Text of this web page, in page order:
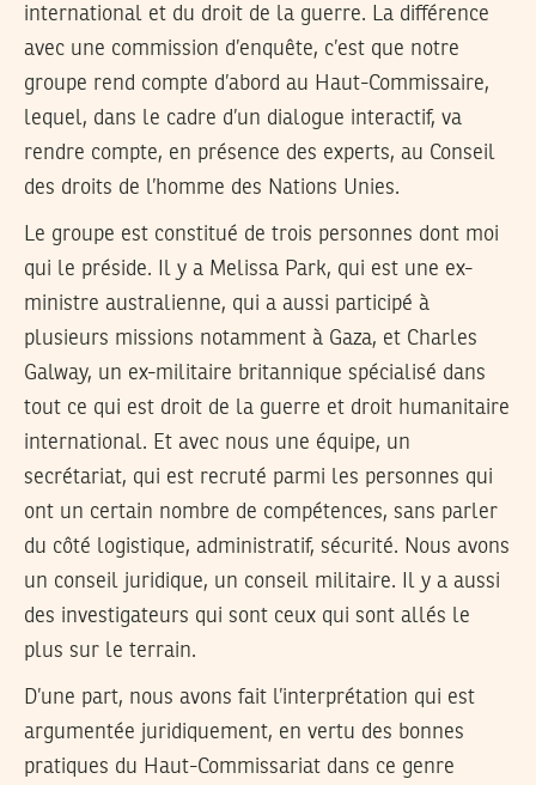
international et du droit de la guerre. La différence
avec une commission d’enquête, c’est que notre
groupe rend compte d’abord au Haut-Commissaire,
lequel, dans le cadre d’un dialogue interactif, va
rendre compte, en présence des experts, au Conseil
des droits de l’homme des Nations Unies.
Le groupe est constitué de trois personnes dont moi
qui le préside. Il y a Melissa Park, qui est une ex-
ministre australienne, qui a aussi participé à
plusieurs missions notamment à Gaza, et Charles
Galway, un ex-militaire britannique spécialisé dans
tout ce qui est droit de la guerre et droit humanitaire
international. Et avec nous une équipe, un
secrétariat, qui est recruté parmi les personnes qui
ont un certain nombre de compétences, sans parler
du côté logistique, administratif, sécurité. Nous avons
un conseil juridique, un conseil militaire. Il y a aussi
des investigateurs qui sont ceux qui sont allés le
plus sur le terrain.
D’une part, nous avons fait l’interprétation qui est
argumentée juridiquement, en vertu des bonnes
pratiques du Haut-Commissariat dans ce genre